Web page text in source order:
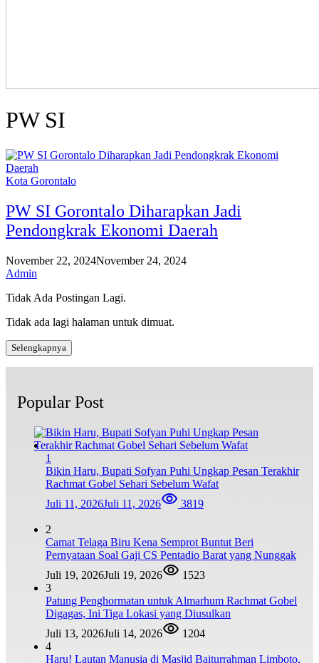
PW SI
Kota Gorontalo
PW SI Gorontalo Diharapkan Jadi
Pendongkrak Ekonomi Daerah
November 22, 2024November 24, 2024
Admin
Tidak Ada Postingan Lagi.
Tidak ada lagi halaman untuk dimuat.
Selengkapnya
Popular Post
1
Bikin Haru, Bupati Sofyan Puhi Ungkap Pesan Terakhir
Rachmat Gobel Sehari Sebelum Wafat
Juli 11, 2026Juli 11, 2026 3819
2
Camat Telaga Biru Kena Semprot Buntut Beri
Pernyataan Soal Gaji CS Pentadio Barat yang Nunggak
Juli 19, 2026Juli 19, 2026
1523
3
Patung Penghormatan untuk Almarhum Rachmat Gobel
Digagas, Ini Tiga Lokasi yang Diusulkan
Juli 13, 2026Juli 14, 2026
1204
4
Haru! Lautan Manusia di Masjid Baiturrahman Limboto,